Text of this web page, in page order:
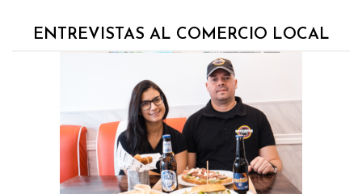
ENTREVISTAS AL COMERCIO LOCAL